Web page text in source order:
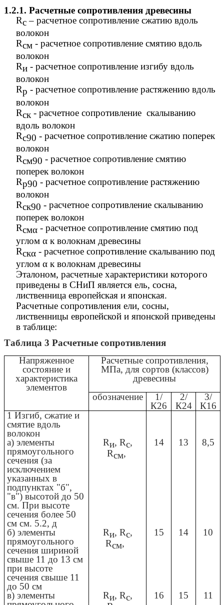
1.2.1. Расчетные сопротивления древесины
Rс– расчетное сопротивление сжатию вдоль
волокон
Rсм - расчетное сопротивление смятию вдоль
волокон
Rи - расчетное сопротивление изгибу вдоль
волокон
Rр - расчетное сопротивление растяжению вдоль
волокон
Rск - расчетное сопротивление скалыванию
вдоль волокон
Rс90 - расчетное сопротивление сжатию поперек
волокон
Rсм90 - расчетное сопротивление смятию
поперек волокон
Rр90 - расчетное сопротивление растяжению
волокон
Rск90 - расчетное сопротивление скалыванию
поперек волокон
Rсмα - расчетное сопротивление смятию под
углом α к волокнам древесины
Rскα - расчетное сопротивление скалыванию под
углом α к волокнам древесины
Эталоном, расчетные характеристики которого
приведены в СНиП является ель, сосна,
лиственница европейская и японская.
Расчетные сопротивления ели, сосны,
лиственницы европейской и японской приведены
в таблице:
Таблица 3 Расчетные сопротивления
Напряженное
состояние и
характеристика
элементов
Расчетные сопротивления,
МПа, для сортов (классов)
древесины
обозначение
1/
К26
2/
К24
3/
К16
1 Изгиб, сжатие и
смятие вдоль
волокон
а) элементы
прямоугольного
сечения (за
исключением
указанных в
подпунктах "б",
"в") высотой до 50
см. При высоте
сечения более 50
см см. 5.2, д
Rи, Rс,
Rсм,
14 13 8,5
б) элементы
прямоугольного
сечения шириной
свыше 11 до 13 см
при высоте
сечения свыше 11
до 50 см
Rи, Rс,
Rсм,
15 14 10
в) элементы
Rи, Rс,
16 15 11